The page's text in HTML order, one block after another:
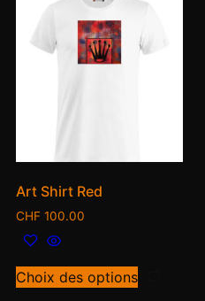
Art Shirt Red
CHF 100.00
Choix des options